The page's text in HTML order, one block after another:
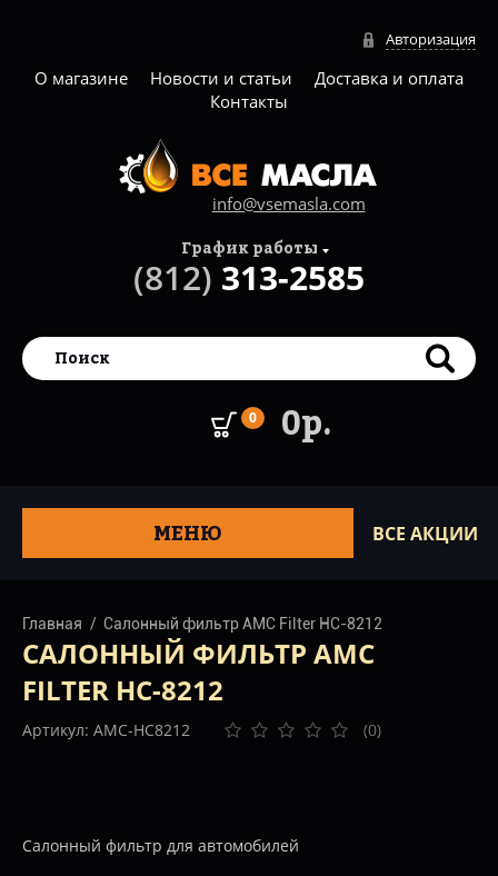
Авторизация
О магазине Новости и статьи
Доставка и оплата
Контакты
info@vsemasla.com
0 0р.
График работы
(812) 313-2585
МЕНЮ ВСЕ АКЦИИ
Главная Салонный фильтр AMC Filter HC-8212
САЛОННЫЙ ФИЛЬТР AMC
FILTER HC-8212
Артикул: AMC-HC8212 (0)
Салонный фильтр для автомобилей